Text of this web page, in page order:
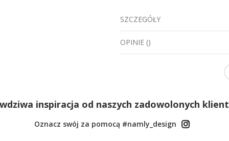
SZCZEGÓŁY
OPINIE ()
inspiracja od naszych zadowolonych
Oznacz swój za pomocą #namly_design